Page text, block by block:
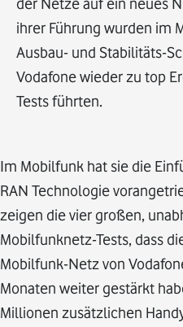
ihrer Führung wurden im
Ausbau- und Stabilitäts-
Vodafone wieder zu top
Tests führten.
Im Mobilfunk hat sie die
RAN Technologie
zeigen die vier großen,
Mobilfunknetz-Tests, dass
Mobilfunk-Netz von
Monaten weiter gestärkt
Millionen zusätzlichen